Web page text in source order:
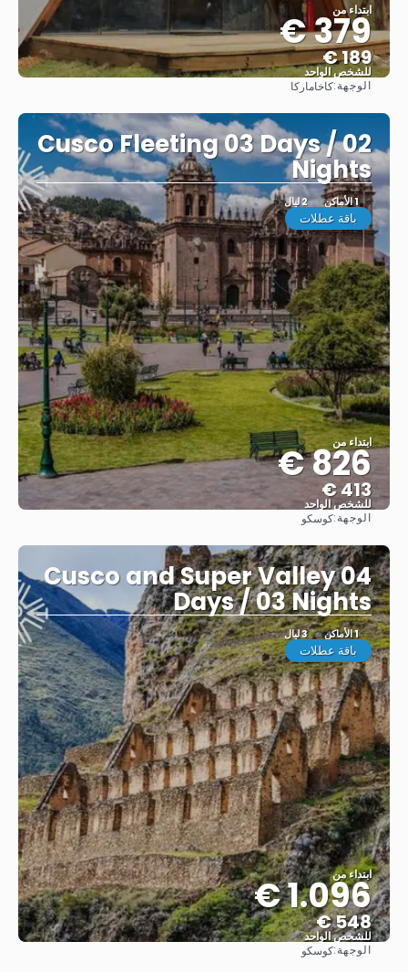
ابتداء من
379 €
189 €
للشخص الواحد
الوجهة:كاخاماركا
Cusco Fleeting 03 Days / 02
Nights
1 الأماكن 2 ليال
باقة عطلات
ابتداء من
826 €
413 €
للشخص الواحد
الوجهة:كوسكو
Cusco and Super Valley 04
Days / 03 Nights
1 الأماكن 3 ليال
باقة عطلات
ابتداء من
1.096 €
548 €
للشخص الواحد
الوجهة:كوسكو